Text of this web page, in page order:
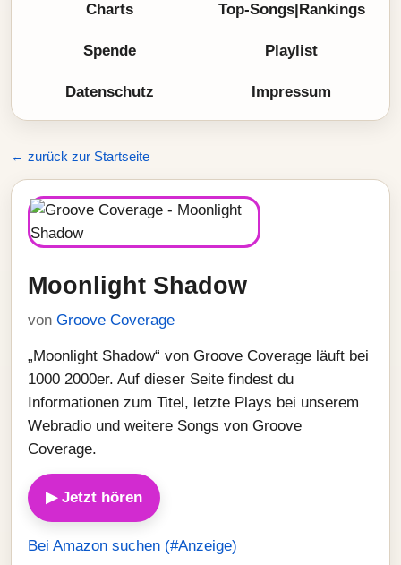
Charts Top-Songs|Rankings
Spende Playlist
Datenschutz Impressum
← zurück zur Startseite
Moonlight Shadow
von Groove Coverage
„Moonlight Shadow“ von Groove Coverage läuft bei
1000 2000er. Auf dieser Seite findest du
Informationen zum Titel, letzte Plays bei unserem
Webradio und weitere Songs von Groove
Coverage.
▶ Jetzt hören
Bei Amazon suchen (#Anzeige)